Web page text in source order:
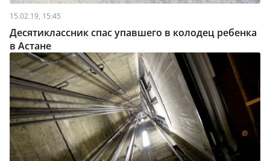
15.02.19, 15:45
Десятиклассник спас упавшего в колодец ребенка
в Астане